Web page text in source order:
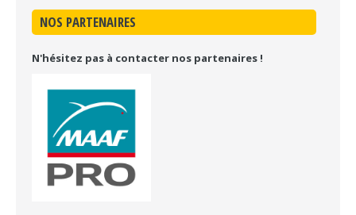
NOS PARTENAIRES
N'hésitez pas à contacter nos partenaires !